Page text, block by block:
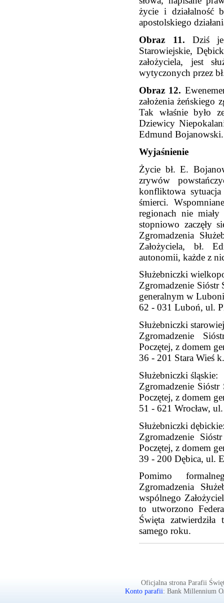
życie i działalność
apostolskiego
Obraz 11. Dziś
Starowiejskie,
założyciela, jest
wytyczonych przez
Obraz 12.
założenia żeńskiego
Tak właśnie było
Dziewicy
Edmund Bojanowski.
Wyjaśnienie
Życie bł. E.
zrywów
konfliktowa
śmierci.
regionach nie
stopniowo zaczęły
Zgromadzenia
Założyciela, bł.
autonomii, każde z
Służebniczki
Zgromadzenie Sióstr
generalnym w
62 - 031 Luboń, ul.
Służebniczki
Zgromadzenie
Poczętej, z domem
36 - 201 Stara Wieś
Służebniczki śląskie:
Zgromadzenie Sióstr
Poczętej, z domem
51 - 621 Wrocław,
Służebniczki
Zgromadzenie
Poczętej, z domem
39 - 200 Dębica, ul.
Pomimo
Zgromadzenia
wspólnego
to utworzono
Święta
samego roku.
Oficjalna strona Parafii
Konto parafii: Bank Millennium